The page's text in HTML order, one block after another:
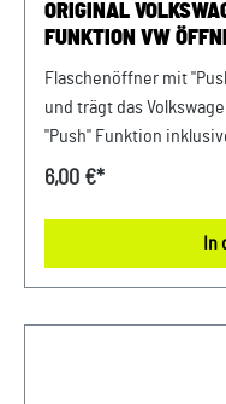
ORIGINAL
FUNKTION VW
Flaschenöffner mit
und trägt das Volkswagenlogo.
"Push" Funktion inklusive VW
Farbe: Silber
6,00 €*
In